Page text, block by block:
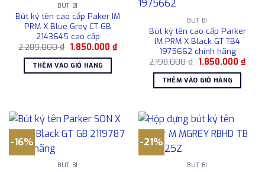
BÚT BI
Bút ký tên cao cấp Paker IM
PRM X Blue Grey CT GB
2143645 cao cấp
2.289.000₫ Giá
là:
2.289.000 ₫.
1.850.000 ₫Giá
hiện
1.850.000 ₫.
THÊM VÀO GIỎ HÀNG
BÚT BI
Bút ký tên cao cấp Parker
IM PRM X Black GT TB4
1975662 chính hãng
2.198.000₫ Giá
là:
2.198.000 ₫.
1.850.000 ₫Giá
hiện
THÊM VÀO GIỎ HÀNG
-16%
BÚT BI
-21%
BÚT BI